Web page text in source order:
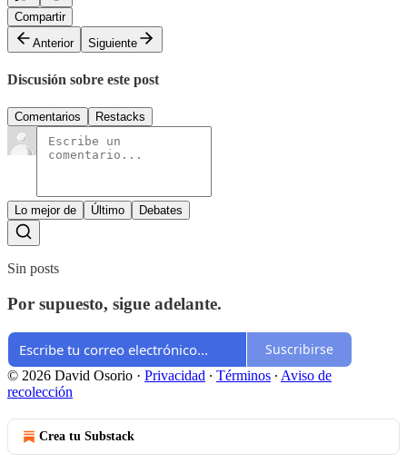
Compartir
Anterior
Siguiente
Discusión sobre este post
Comentarios Restacks
Lo mejor de Último Debates
Sin posts
Por supuesto, sigue adelante.
Suscribirse
© 2026 David Osorio · Privacidad ∙ Términos ∙ Aviso de
recolección
Crea tu Substack